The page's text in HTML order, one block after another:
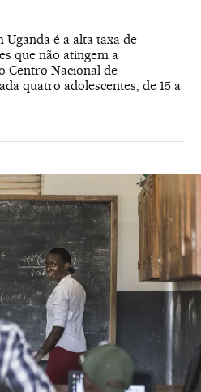
é a alta taxa de
que não atingem a
Centro Nacional de
quatro adolescentes, de 15 a